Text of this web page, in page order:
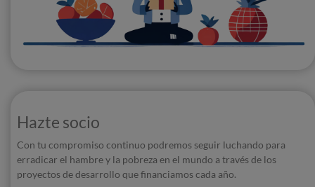
Hazte socio
Con tu compromiso continuo podremos seguir luchando para
erradicar el hambre y la pobreza en el mundo a través de los
proyectos de desarrollo que financiamos cada año.